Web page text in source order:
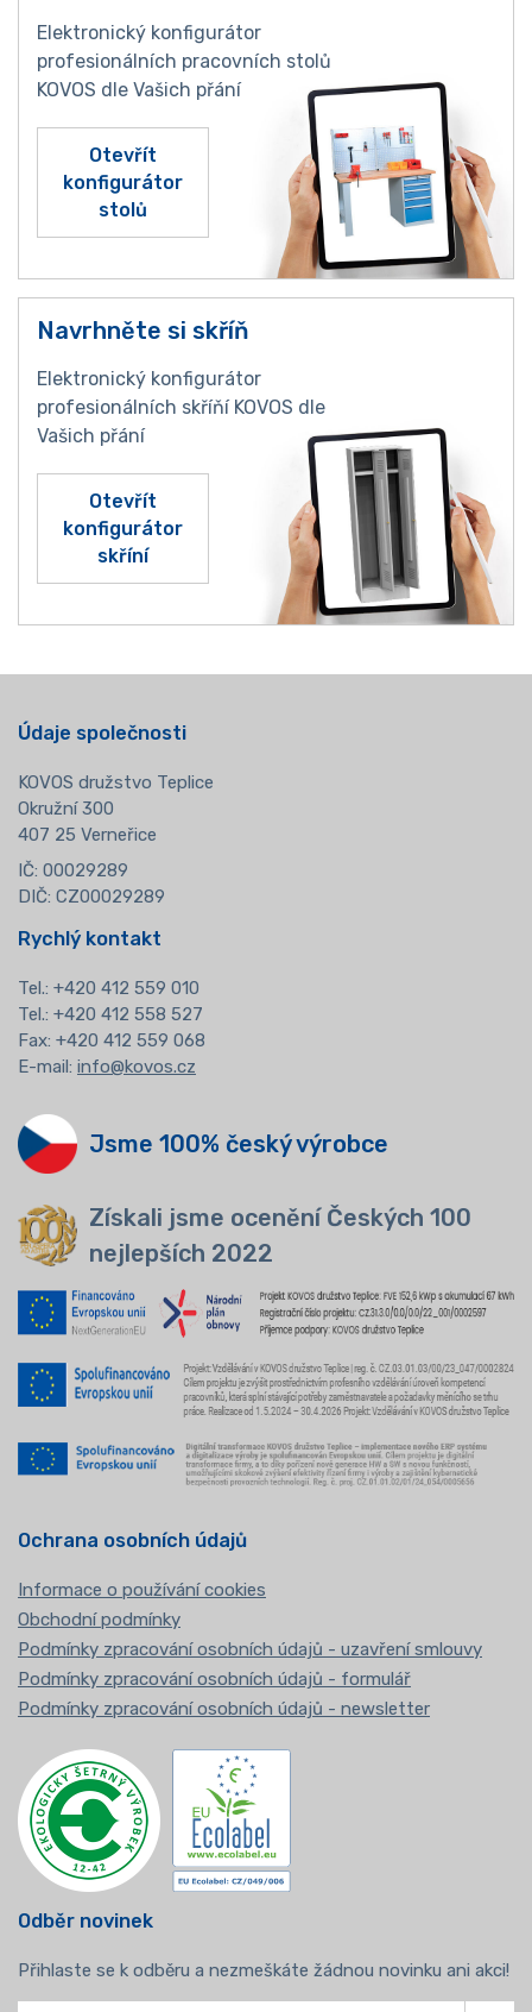
Elektronický konfigurátor
profesionálních pracovních stolů
KOVOS dle Vašich přání
Otevřít
konfigurátor
stolů
Navrhněte si skříň
Elektronický konfigurátor
profesionálních skříňí KOVOS dle
Vašich přání
Otevřít
konfigurátor
skříní
Údaje společnosti
KOVOS družstvo Teplice
Okružní 300
407 25 Verneřice
IČ: 00029289
DIČ: CZ00029289
Rychlý kontakt
Tel.: +420 412 559 010
Tel.: +420 412 558 527
Fax: +420 412 559 068
E-mail: info@kovos.cz
Jsme 100% český výrobce
Získali jsme ocenění Českých 100
nejlepších 2022
Ochrana osobních údajů
Informace o používání cookies
Obchodní podmínky
Podmínky zpracování osobních údajů - uzavření smlouvy
Podmínky zpracování osobních údajů - formulář
Podmínky zpracování osobních údajů - newsletter
Odběr novinek
Přihlaste se k odběru a nezmeškáte žádnou novinku ani akci!